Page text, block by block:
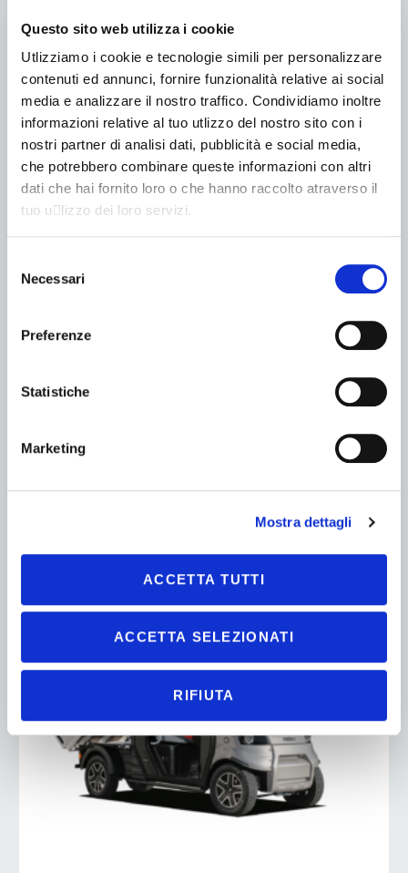
Questo sito web utilizza i cookie
Utlizziamo i cookie e tecnologie simili per personalizzare
contenuti ed annunci, fornire funzionalità relative ai social
media e analizzare il nostro traffico. Condividiamo inoltre
informazioni relative al tuo utlizzo del nostro sito con i
nostri partner di analisi dati, pubblicità e social media,
che potrebbero combinare queste informazioni con altri
dati che hai fornito loro o che hanno raccolto atraverso il
tuo u􀆟lizzo dei loro servizi.
delNecessari
Preferenze
Statistiche
Marketing
Mostra dettagli
ACCETTA TUTTI
ACCETTA SELEZIONATI
RIFIUTA
Omologazione L7e-CU
Fino a 985 (kg)
MELEX
LITIO